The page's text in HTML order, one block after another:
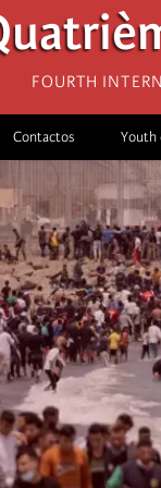
Fourth
Contactos Youth